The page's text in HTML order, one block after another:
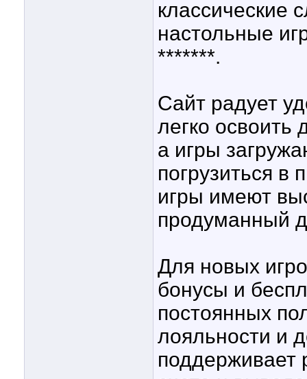
классические
настольные
*******.
Сайт радует
легко освоить
а игры
погрузиться в
игры имеют
продуманный
Для новых
бонусы и
постоянных
лояльности и
поддерживает